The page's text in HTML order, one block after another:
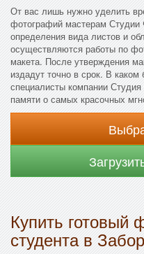
От вас лишь нужно уделить
фотографий мастерам
определения вида листов и
осуществляются работы по
макета. После утверждения
издадут точно в срок. В
специалисты компании
памяти о самых красочных
Купить готовый
студента в